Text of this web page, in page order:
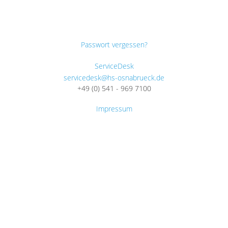
Passwort vergessen?
ServiceDesk
servicedesk@hs-osnabrueck.de
+49 (0) 541 - 969 7100
Impressum